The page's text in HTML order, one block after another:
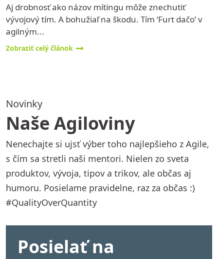
Aj drobnosť ako názov mítingu môže znechutiť
vývojový tím. A bohužiaľ na škodu. Tím ‘Furt dačo’ v
agilným...
Zobraziť celý článok
Novinky
Naše Agiloviny
Nenechajte si ujsť výber toho najlepšieho z Agile,
s čím sa stretli naši mentori. Nielen zo sveta
produktov, vývoja, tipov a trikov, ale občas aj
humoru. Posielame pravidelne, raz za občas :)
#QualityOverQuantity
Posielať na